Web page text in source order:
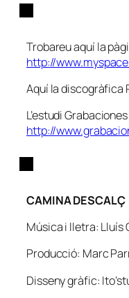
Trobareu aquí la
http://
Aquí la discogràfica
L’estudi
http://
CAMINA DESCALÇ
Música i lletra: Lluís
Producció: Marc
Disseny gràfic: